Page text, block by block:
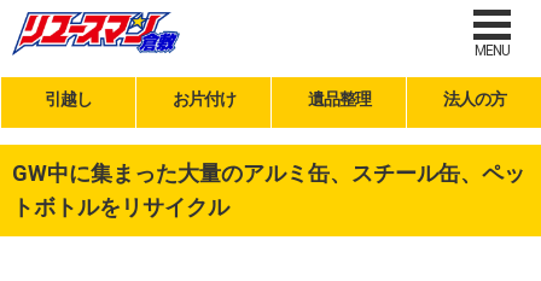
MENU
引越し お片付け 遺品整理 法人の方
GW中に集まった大量のアルミ缶、スチール缶、ペッ
トボトルをリサイクル